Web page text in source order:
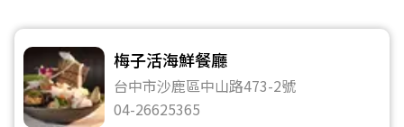
梅子活海鮮餐廳
台中市沙鹿區中山路473-2號
04-26625365